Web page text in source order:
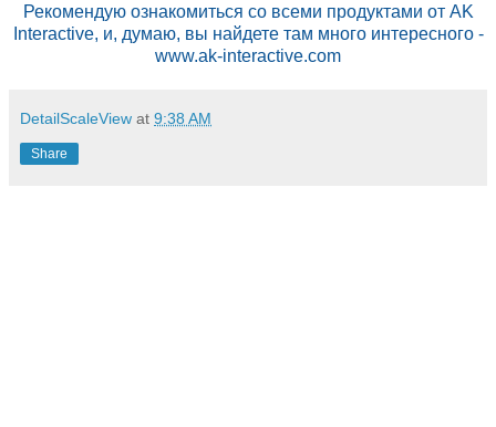
Рекомендую ознакомиться со всеми продуктами от AK
Interactive, и, думаю, вы найдете там много интересного -
www.ak-interactive.com
DetailScaleView at 9:38 AM
Share